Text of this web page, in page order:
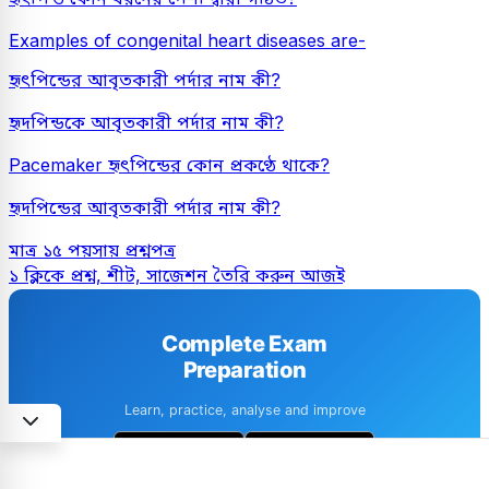
Examples of congenital heart diseases are-
হৃৎপিন্ডের আবৃতকারী পর্দার নাম কী?
হৃদপিন্ডকে আবৃতকারী পর্দার নাম কী?
Pacemaker হৃৎপিন্ডের কোন প্রকণ্ঠে থাকে?
হৃদপিন্ডের আবৃতকারী পর্দার নাম কী?
মাত্র ১৫ পয়সায় প্রশ্নপত্র
১ ক্লিকে প্রশ্ন, শীট, সাজেশন তৈরি করুন আজই
Complete Exam
Preparation
Learn, practice, analyse and improve